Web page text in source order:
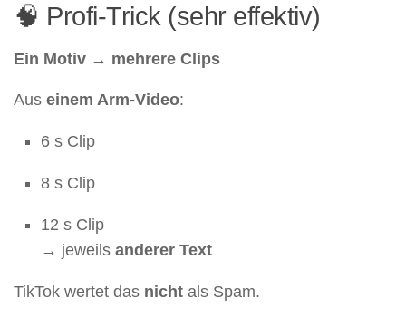
🧠 Profi-Trick (sehr effektiv)
Ein Motiv → mehrere Clips
Aus einem Arm-Video:
6 s Clip
8 s Clip
12 s Clip
→ jeweils anderer Text
TikTok wertet das nicht als Spam.